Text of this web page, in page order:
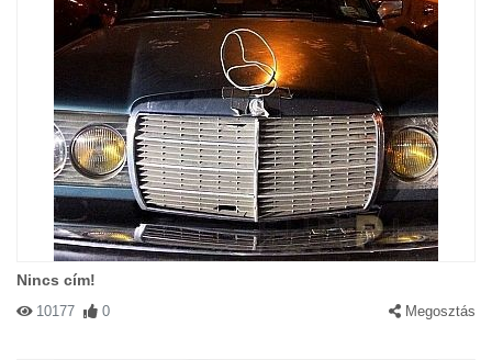
Nincs cím!
10177 0 Megosztás